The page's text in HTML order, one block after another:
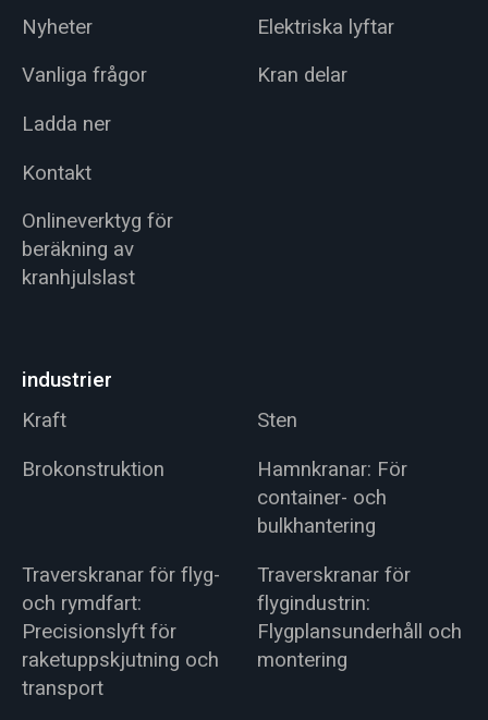
Nyheter
Vanliga frågor
Ladda ner
Kontakt
Onlineverktyg för
beräkning av
kranhjulslast
Elektriska lyftar
Kran delar
industrier
Kraft
Sten
Brokonstruktion
Hamnkranar: För
container- och
bulkhantering
Traverskranar för flyg-
och rymdfart:
Precisionslyft för
raketuppskjutning och
transport
Traverskranar för
flygindustrin:
Flygplansunderhåll och
montering